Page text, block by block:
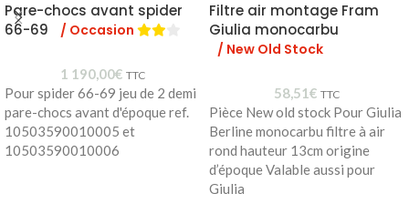
Pare-chocs avant spider
66-69
/ Occasion
1 190,00€ TTC
Pour spider 66-69 jeu de 2 demi
pare-chocs avant d'époque ref.
10503590010005 et
10503590010006
Filtre air montage Fram
Giulia monocarbu
/ New Old Stock
58,51€ TTC
Pièce New old stock Pour Giulia
Berline monocarbu filtre à air
rond hauteur 13cm origine
d’époque Valable aussi pour
Giulia